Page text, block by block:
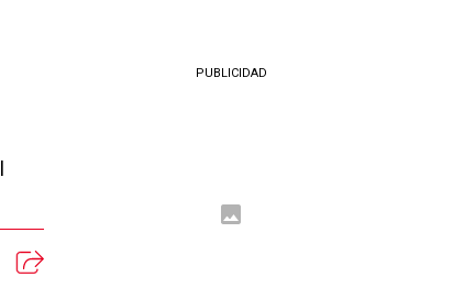
PUBLICIDAD